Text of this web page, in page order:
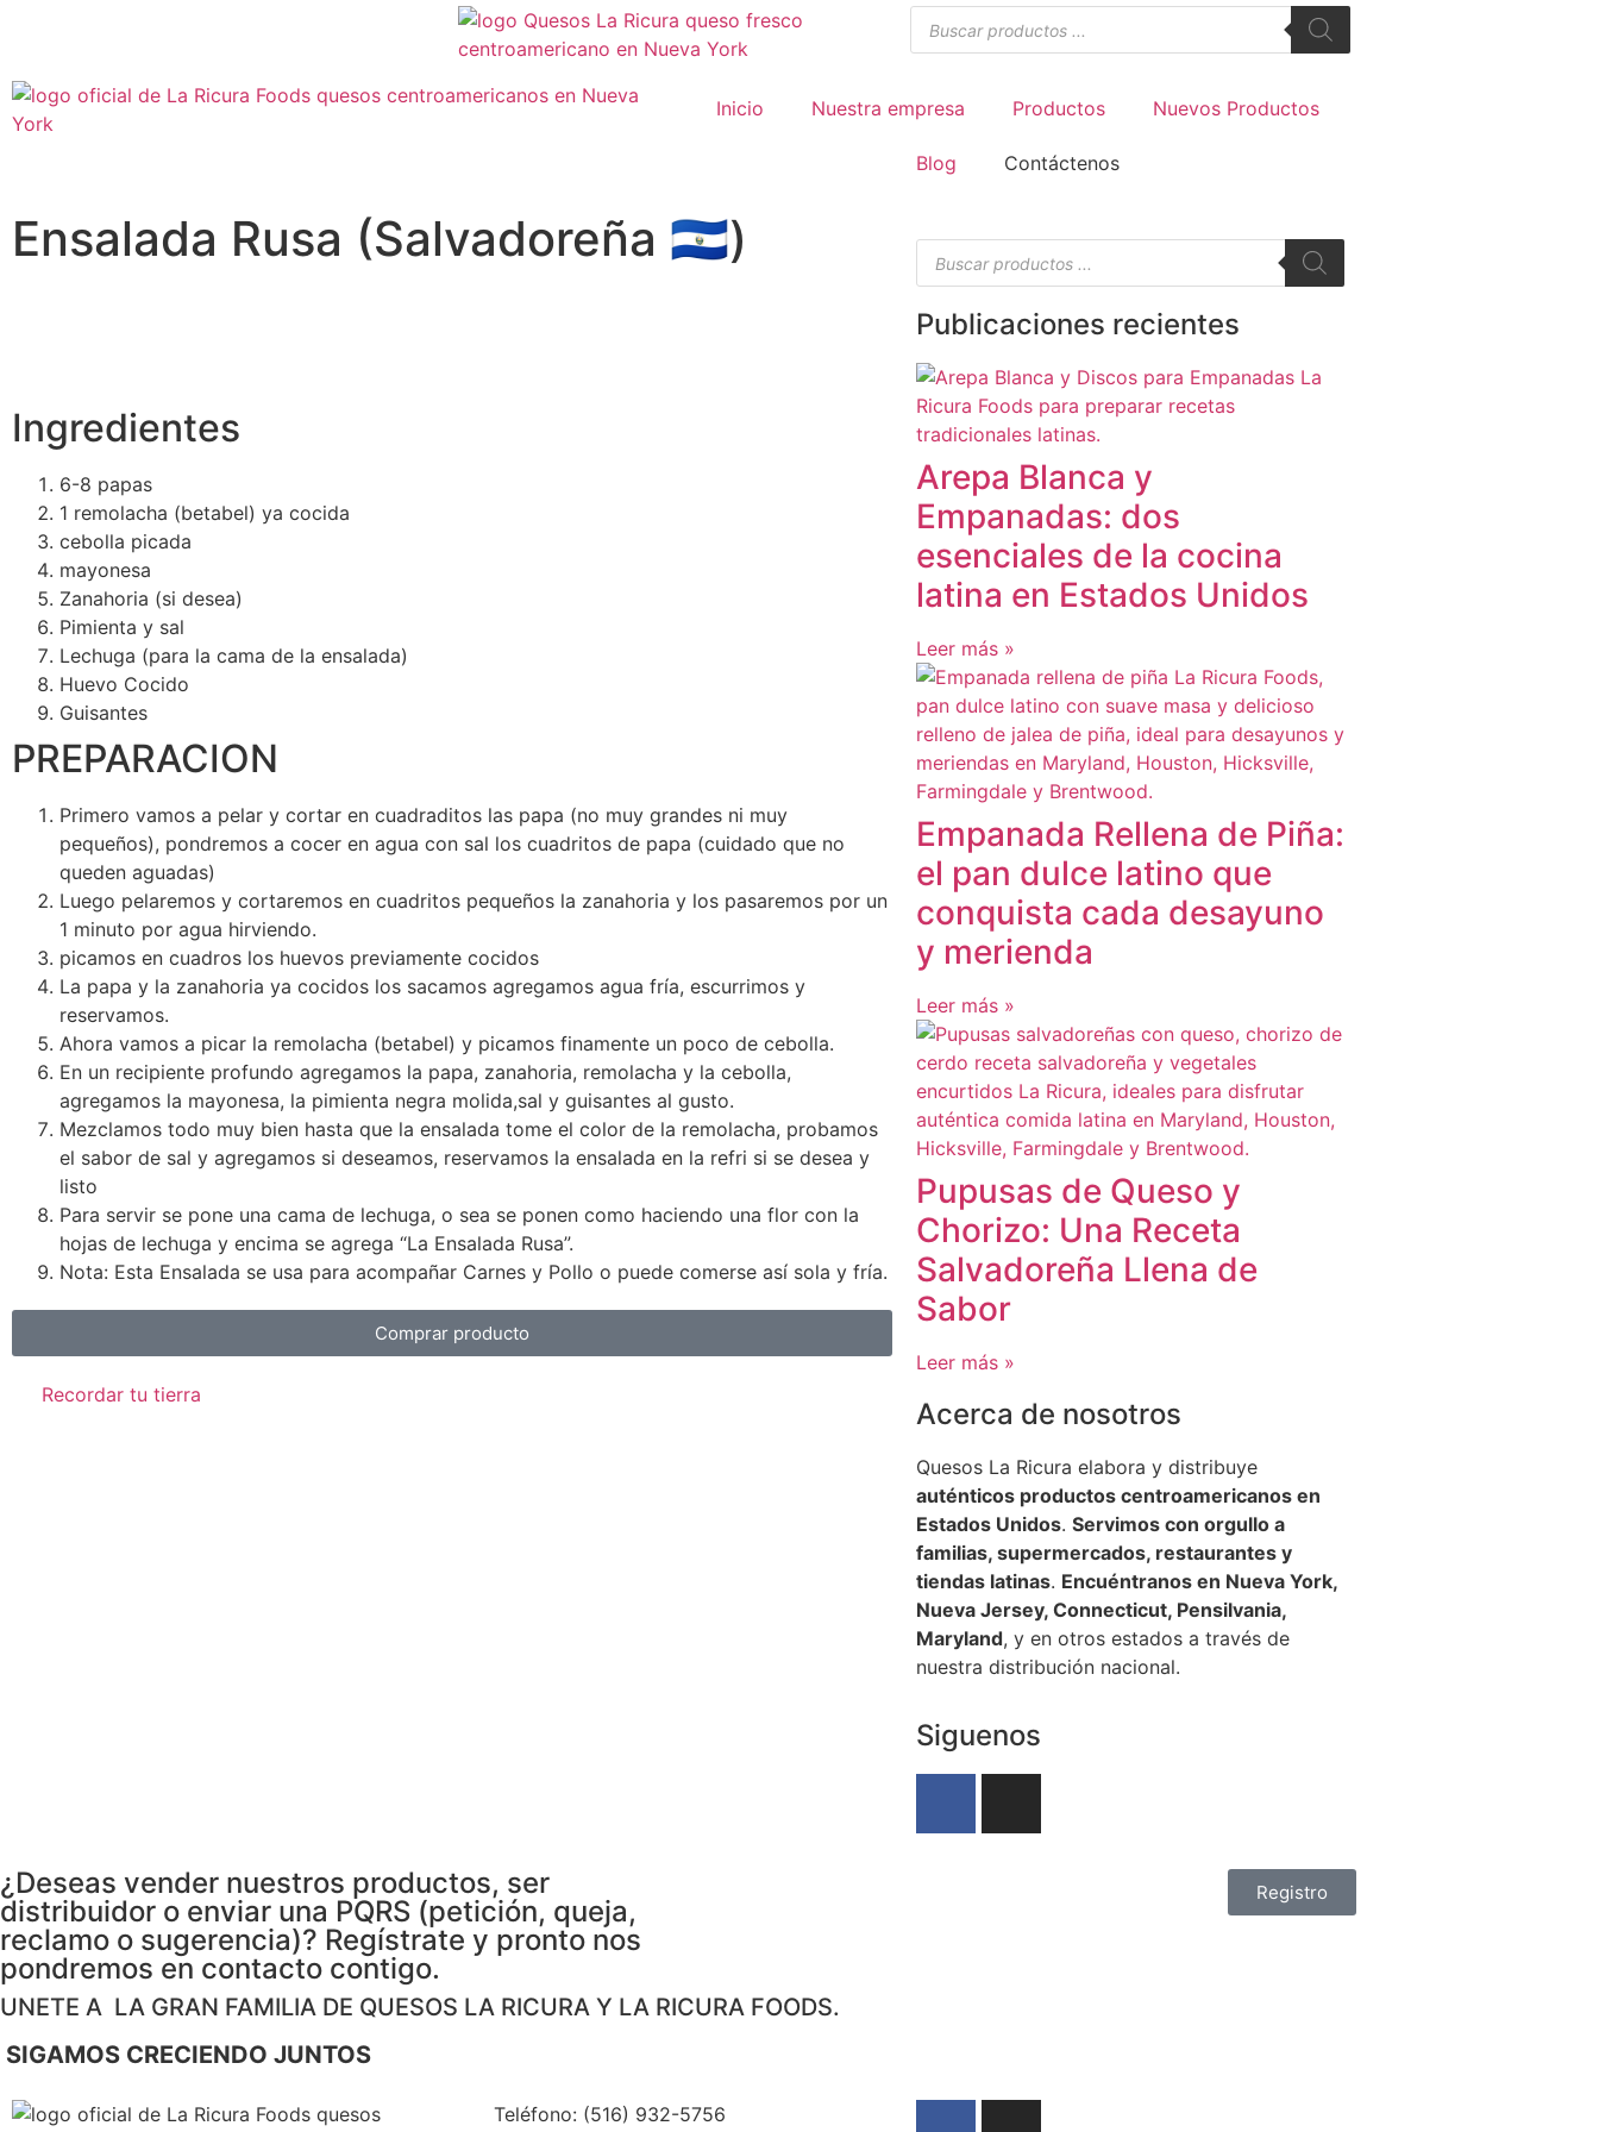
Inicio Nuestra empresa Productos Nuevos Productos
Blog Contáctenos
Ensalada Rusa (Salvadoreña 🇸🇻)
Ingredientes
6-8 papas
1 remolacha (betabel) ya cocida
cebolla picada
mayonesa
Zanahoria (si desea)
Pimienta y sal
Lechuga (para la cama de la ensalada)
Huevo Cocido
Guisantes
PREPARACION
Primero vamos a pelar y cortar en cuadraditos las papa (no muy grandes ni muy
pequeños), pondremos a cocer en agua con sal los cuadritos de papa (cuidado que no
queden aguadas)
Luego pelaremos y cortaremos en cuadritos pequeños la zanahoria y los pasaremos por un
1 minuto por agua hirviendo.
picamos en cuadros los huevos previamente cocidos
La papa y la zanahoria ya cocidos los sacamos agregamos agua fría, escurrimos y
reservamos.
Ahora vamos a picar la remolacha (betabel) y picamos finamente un poco de cebolla.
En un recipiente profundo agregamos la papa, zanahoria, remolacha y la cebolla,
agregamos la mayonesa, la pimienta negra molida,sal y guisantes al gusto.
Mezclamos todo muy bien hasta que la ensalada tome el color de la remolacha, probamos
el sabor de sal y agregamos si deseamos, reservamos la ensalada en la refri si se desea y
listo
Para servir se pone una cama de lechuga, o sea se ponen como haciendo una flor con la
hojas de lechuga y encima se agrega “La Ensalada Rusa”.
Nota: Esta Ensalada se usa para acompañar Carnes y Pollo o puede comerse así sola y fría.
Comprar producto
Recordar tu tierra
Publicaciones recientes
Arepa Blanca y
Empanadas: dos
esenciales de la cocina
latina en Estados Unidos
Leer más »
Empanada Rellena de Piña:
el pan dulce latino que
conquista cada desayuno
y merienda
Leer más »
Pupusas de Queso y
Chorizo: Una Receta
Salvadoreña Llena de
Sabor
Leer más »
Acerca de nosotros
Quesos La Ricura elabora y distribuye
auténticos productos centroamericanos en
Estados Unidos. Servimos con orgullo a
familias, supermercados, restaurantes y
tiendas latinas. Encuéntranos en Nueva York,
Nueva Jersey, Connecticut, Pensilvania,
Maryland, y en otros estados a través de
nuestra distribución nacional.
Siguenos
¿Deseas vender nuestros productos, ser
distribuidor o enviar una PQRS (petición, queja,
reclamo o sugerencia)? Regístrate y pronto nos
pondremos en contacto contigo.
Registro
UNETE A LA GRAN FAMILIA DE QUESOS LA RICURA Y LA RICURA FOODS.
SIGAMOS CRECIENDO JUNTOS
Teléfono: (516) 932-5756